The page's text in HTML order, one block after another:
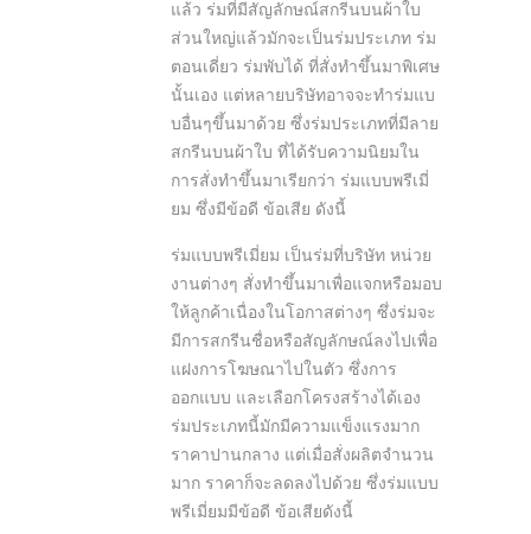
แล้ว ร่มที่มีสัญลักษณ์สกรีนบนผ้าใบ
ส่วนใหญ่แล้วมักจะเป็นร่มประเภท ร่ม
ตอนเดี่ยว ร่มพับได้ ที่สั่งทำขึ้นมาพิเศษ
นั้นเอง แต่หลายบริษัทอาจจะทำร่มแบ
บอื่นๆขึ้นมาด้วย ซึ่งร่มประเภทที่มีลาย
สกรีนบนผ้าใบ ที่ได้รับความนิยมใน
การสั่งทำขึ้นมาเรียกว่า ร่มแบบพรีเมี่
ยม ซึ่งมีข้อดี ข้อเสีย ดังนี้
ร่มแบบพรีเมี่ยม เป็นร่มที่บริษัท หน่วย
งานต่างๆ สั่งทำขึ้นมาเพื่อแจกหรือมอบ
ให้ลูกค้าเนื่องในโอกาสต่างๆ ซึ่งร่มจะ
มีการสกรีนชื่อหรือสัญลักษณ์ลงไปเพื่อ
แฝงการโฆษณาไปในตัว ซึ่งการ
ออกแบบ และเลือกโครงสร้างได้เอง
ร่มประเภทนี้มักมีความแข็งแรงมาก
ราคาปานกลาง แต่เมื่อสั่งผลิตจำนวน
มาก ราคาก็จะลดลงไปด้วย ซึ่งร่มแบบ
พรีเมี่ยมมีข้อดี ข้อเสียดังนี้